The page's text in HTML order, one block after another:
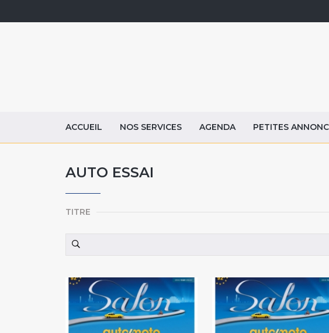
ACCUEIL NOS SERVICES AGENDA PETITES
AUTO ESSAI
TITRE
Pages